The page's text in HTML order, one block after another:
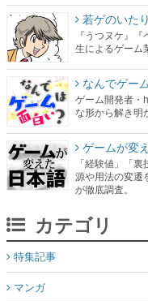
若ゲのいた
『うつヌケ』
生によるゲーム
なんでゲー
ゲーム開発者・
な形から解き明
ゲームが変
「経験値」「
源や用法の変遷
が徹底調査。
カテゴリ
特集記事
マンガ